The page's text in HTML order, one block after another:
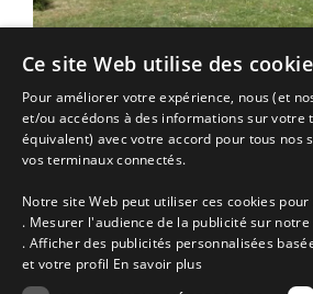
Gîte vacances Sarzeau | 12
ref. maelig - maison de 107 m² située au
impasse sur les hauteurs de st jacques .
Annonce n° 6657 | Location Gîte
Sarzeau proche deSaint Gildas de Rhuys
Morbihan
Bretagne
de 1078€ à 1976€
la semaine selon saison
Ce site Web utilise des
Pour améliorer votre expérience, nous (et
et/ou accédons à des informations sur votre
équivalent) avec votre accord pour tous nos
vos terminaux connectés.
Notre site Web peut utiliser ces cookies pour
. Mesurer l'audience de la publicité sur
. Afficher des publicités personnalisées
et votre profil En savoir plus